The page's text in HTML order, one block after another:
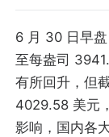
6 月 30 日早
至每盎司
有所回升，但
4029.58 美元
影响，国内各